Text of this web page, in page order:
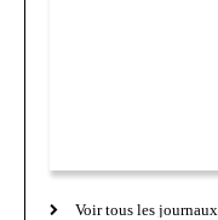
Voir tous les journaux